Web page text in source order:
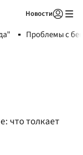
Новости
Проблемы с
что толкает